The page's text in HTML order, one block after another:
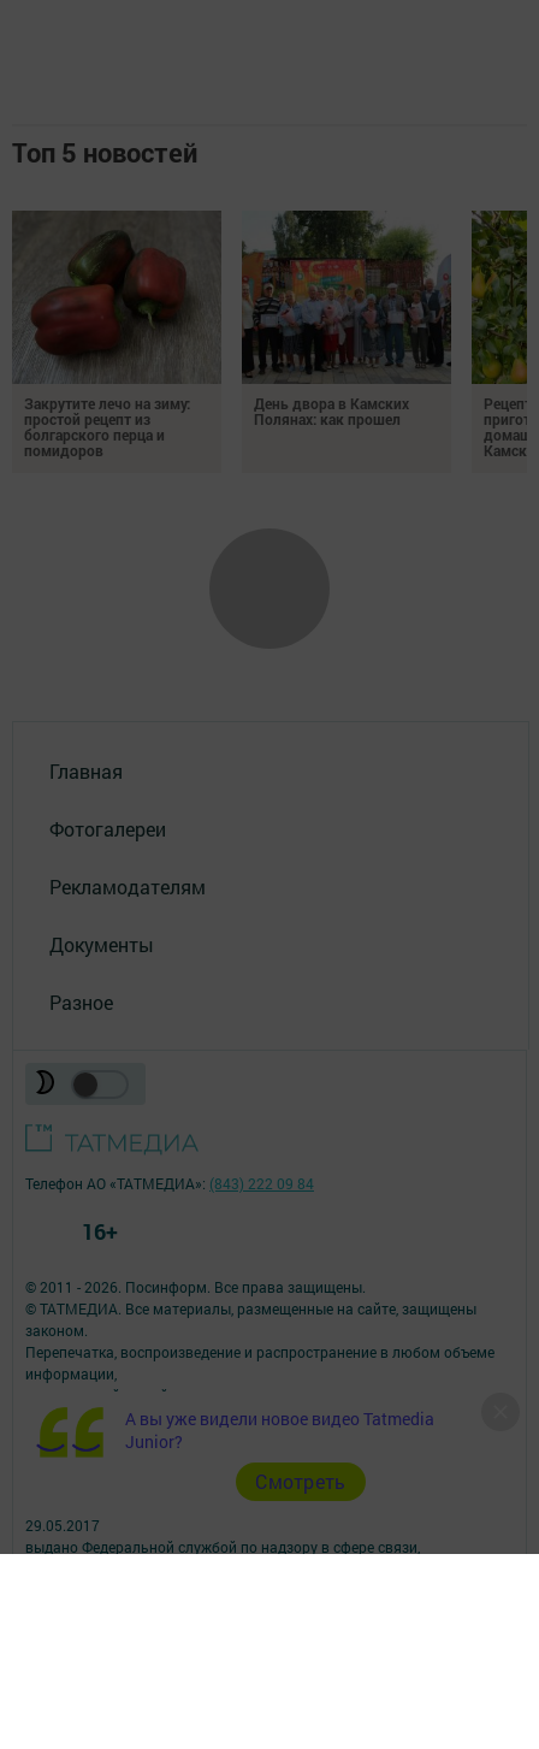
Топ 5 новостей
Закрутите лечо на зиму:
простой рецепт из
болгарского перца и
помидоров
День двора в Камских
Полянах: как прошел
Главная
Фотогалереи
Рекламодателям
Документы
Разное
А вы уже видели новое видео Tatmedia
Junior?
Cмотреть
© 2011 - 2026. Посинформ. Все права защищены.
© ТАТМЕДИА. Все материалы, размещенные на сайте, защищены
законом.
Перепечатка, воспроизведение и распространение в любом объеме
информации,
размещенной на сайте, возможна только с письменного согласия
редакций СМИ.
При поддержке Республиканского агентства по печати и массовым
коммуникациям.
Наименование СМИ: Посинформ
№ свидетельства о регистрации СМИ, дата: ЭЛ № ФС 77 - 69869 от
29.05.2017
выдано Федеральной службой по надзору в сфере связи,
Телефон АО «ТАТМЕДИА»: (843) 222 09 84
16+